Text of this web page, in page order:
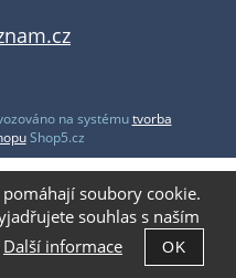
na systémutvorba
Shop5.cz
soubory cookie.
souhlas s naším
Další informace